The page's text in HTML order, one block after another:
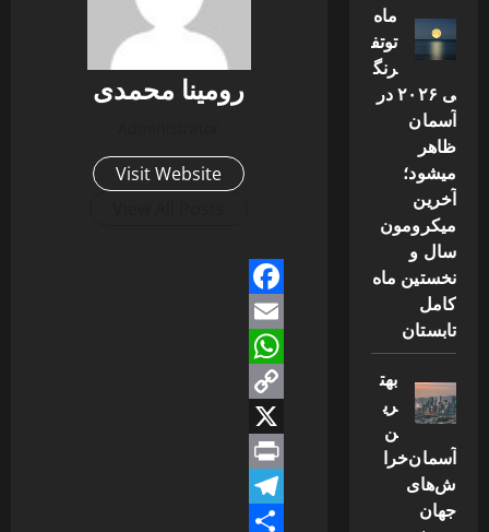
رومینا محمدی
Visit Website
Facebook
Email
WhatsApp
Copy
Link
X
Print
Telegram
ماه
توتف
رنگ
ی ۲۰۲۶ در
آسمان
ظاهر
میشود؛
آخرین
میکرومون
سال و
نخستین ماه
کامل
تابستان
بهت
ری
ن
آسمان‌خرا
ش‌های
جهان